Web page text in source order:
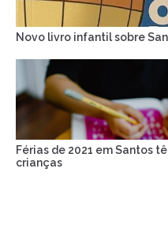
Novo livro infantil sobre
Férias de 2021 em Santos
crianças